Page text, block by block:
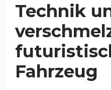
Technik
Fahrzeug